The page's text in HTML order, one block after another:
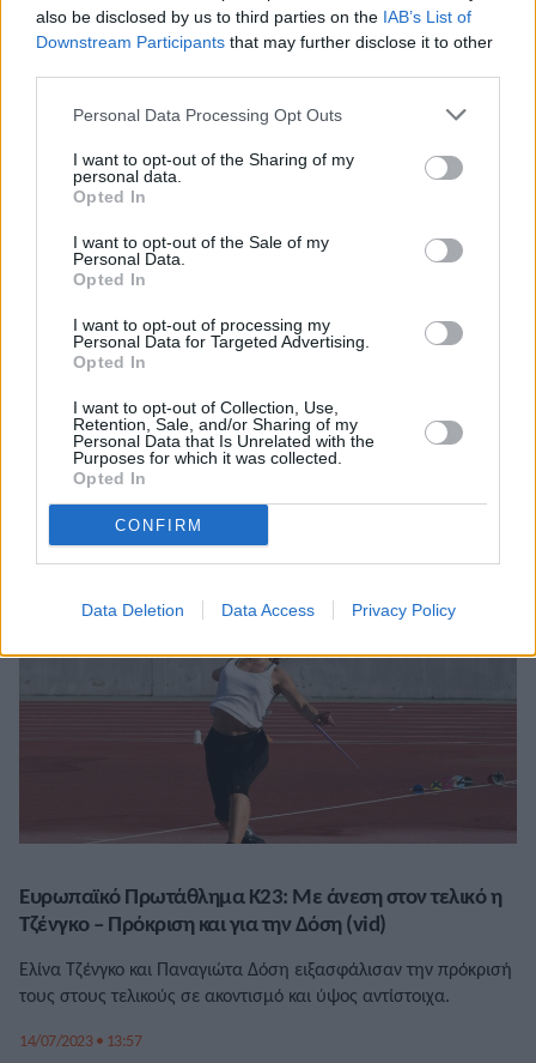
also be disclosed by us to third parties on the IAB’s List of
Downstream Participants that may further disclose it to other
Personal Data Processing Opt Outs
I want to opt-out of the Sharing of my
personal data.
Opted In
I want to opt-out of the Sale of my
Personal Data.
Opted In
I want to opt-out of processing my
Personal Data for Targeted Advertising.
Opted In
I want to opt-out of Collection, Use,
Retention, Sale, and/or Sharing of my
Personal Data that Is Unrelated with the
Purposes for which it was collected.
Opted In
CONFIRM
Data Deletion Data Access Privacy Policy
Ευρωπαϊκό Πρωτάθλημα Κ23: Στο βάθρο η Δεσπολλάρη
– Τι έκαναν οι Έλληνες την τρίτη ημέρα
Όλα όσα θέλετε να μάθετε για τις ελληνικές παρουσίες στο
Ευρωπαϊκό Πρωτάθλημα Κ23
Ευρωπαϊκό Πρωτάθλημα Κ23: Με άνεση στον τελικό η
Τζένγκο – Πρόκριση και για την Δόση (vid)
Ελίνα Τζένγκο και Παναγιώτα Δόση ειξασφάλισαν την πρόκρισή
τους στους τελικούς σε ακοντισμό και ύψος αντίστοιχα.
14/07/2023 • 13:57